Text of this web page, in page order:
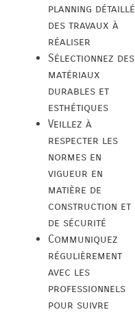
planning détaillé
des travaux à
réaliser
Sélectionnez des
matériaux
durables et
esthétiques
Veillez à
respecter les
normes en
vigueur en
matière de
construction et
de sécurité
Communiquez
régulièrement
avec les
professionnels
pour suivre